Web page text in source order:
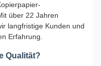
über 22 Jahren
langfristige Kunden und
Erfahrung.
Qualität?